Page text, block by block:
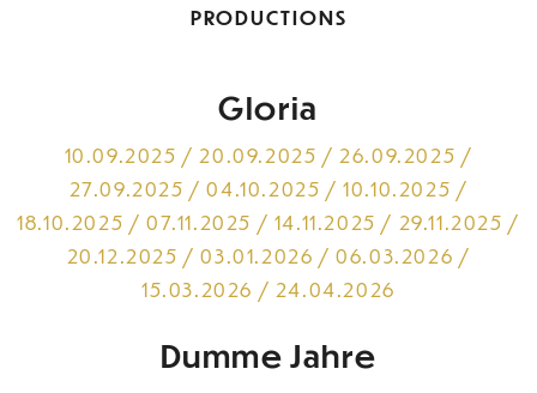
PRODUCTIONS
Gloria
10.09.2025 / 20.09.2025 / 26.09.2025 /
27.09.2025 / 04.10.2025 / 10.10.2025 /
18.10.2025 / 07.11.2025 / 14.11.2025 / 29.11.2025 /
20.12.2025 / 03.01.2026 / 06.03.2026 /
15.03.2026 / 24.04.2026
Dumme Jahre